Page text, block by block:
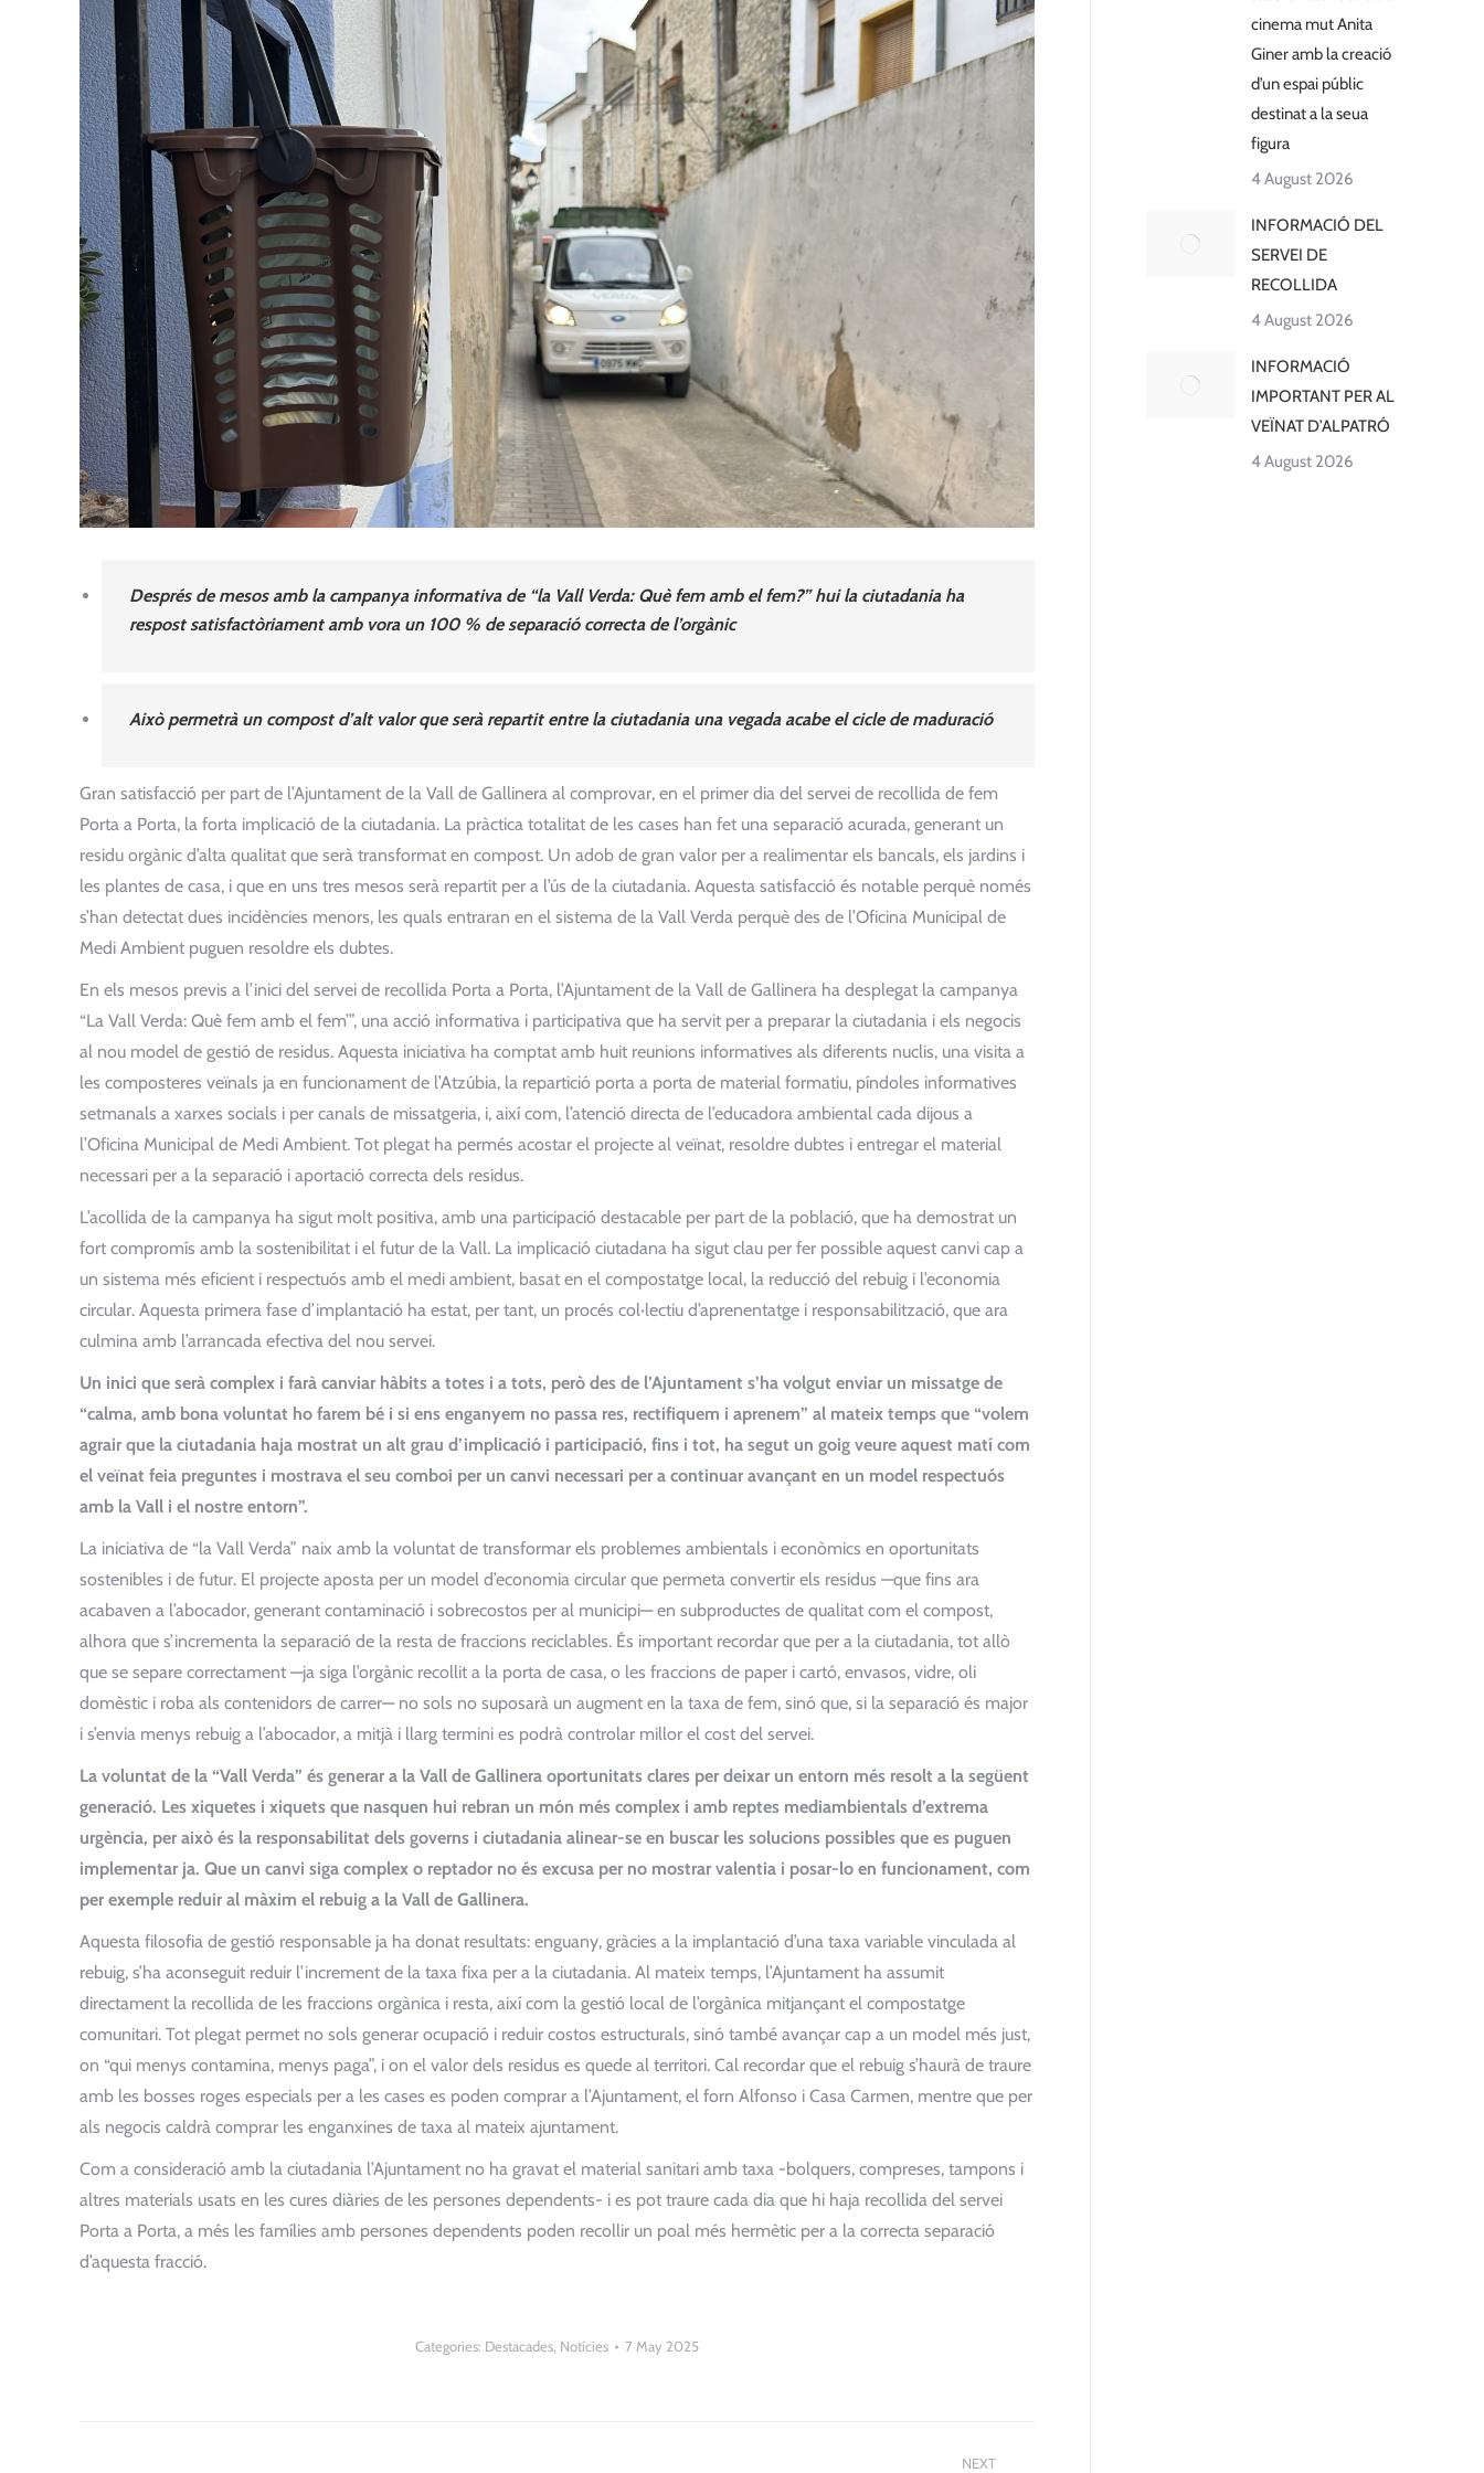
Després de mesos amb la campanya informativa de “la Vall Verda: Què fem amb el fem?” hui la ciutadania ha
respost satisfactòriament amb vora un 100 % de separació correcta de l’orgànic
Això permetrà un compost d’alt valor que serà repartit entre la ciutadania una vegada acabe el cicle de maduració
Gran satisfacció per part de l’Ajuntament de la Vall de Gallinera al comprovar, en el primer dia del servei de recollida de fem
Porta a Porta, la forta implicació de la ciutadania. La pràctica totalitat de les cases han fet una separació acurada, generant un
residu orgànic d’alta qualitat que serà transformat en compost. Un adob de gran valor per a realimentar els bancals, els jardins i
les plantes de casa, i que en uns tres mesos serà repartit per a l’ús de la ciutadania. Aquesta satisfacció és notable perquè només
s’han detectat dues incidències menors, les quals entraran en el sistema de la Vall Verda perquè des de l’Oficina Municipal de
Medi Ambient puguen resoldre els dubtes.
En els mesos previs a l’inici del servei de recollida Porta a Porta, l’Ajuntament de la Vall de Gallinera ha desplegat la campanya
“La Vall Verda: Què fem amb el fem’”, una acció informativa i participativa que ha servit per a preparar la ciutadania i els negocis
al nou model de gestió de residus. Aquesta iniciativa ha comptat amb huit reunions informatives als diferents nuclis, una visita a
les composteres veïnals ja en funcionament de l’Atzúbia, la repartició porta a porta de material formatiu, píndoles informatives
setmanals a xarxes socials i per canals de missatgeria, i, així com, l’atenció directa de l’educadora ambiental cada dijous a
l’Oficina Municipal de Medi Ambient. Tot plegat ha permés acostar el projecte al veïnat, resoldre dubtes i entregar el material
necessari per a la separació i aportació correcta dels residus.
L’acollida de la campanya ha sigut molt positiva, amb una participació destacable per part de la població, que ha demostrat un
fort compromís amb la sostenibilitat i el futur de la Vall. La implicació ciutadana ha sigut clau per fer possible aquest canvi cap a
un sistema més eficient i respectuós amb el medi ambient, basat en el compostatge local, la reducció del rebuig i l’economia
circular. Aquesta primera fase d’implantació ha estat, per tant, un procés col·lectiu d’aprenentatge i responsabilització, que ara
culmina amb l’arrancada efectiva del nou servei.
Un inici que serà complex i farà canviar hàbits a totes i a tots, però des de l’Ajuntament s’ha volgut enviar un missatge de
“calma, amb bona voluntat ho farem bé i si ens enganyem no passa res, rectifiquem i aprenem” al mateix temps que “volem
agrair que la ciutadania haja mostrat un alt grau d’implicació i participació, fins i tot, ha segut un goig veure aquest matí com
el veïnat feia preguntes i mostrava el seu comboi per un canvi necessari per a continuar avançant en un model respectuós
amb la Vall i el nostre entorn”.
La iniciativa de “la Vall Verda” naix amb la voluntat de transformar els problemes ambientals i econòmics en oportunitats
sostenibles i de futur. El projecte aposta per un model d’economia circular que permeta convertir els residus —que fins ara
acabaven a l’abocador, generant contaminació i sobrecostos per al municipi— en subproductes de qualitat com el compost,
alhora que s’incrementa la separació de la resta de fraccions reciclables. És important recordar que per a la ciutadania, tot allò
que se separe correctament —ja siga l’orgànic recollit a la porta de casa, o les fraccions de paper i cartó, envasos, vidre, oli
domèstic i roba als contenidors de carrer— no sols no suposarà un augment en la taxa de fem, sinó que, si la separació és major
i s’envia menys rebuig a l’abocador, a mitjà i llarg termini es podrà controlar millor el cost del servei.
La voluntat de la “Vall Verda” és generar a la Vall de Gallinera oportunitats clares per deixar un entorn més resolt a la següent
generació. Les xiquetes i xiquets que nasquen hui rebran un món més complex i amb reptes mediambientals d’extrema
urgència, per això és la responsabilitat dels governs i ciutadania alinear-se en buscar les solucions possibles que es puguen
implementar ja. Que un canvi siga complex o reptador no és excusa per no mostrar valentia i posar-lo en funcionament, com
per exemple reduir al màxim el rebuig a la Vall de Gallinera.
Aquesta filosofia de gestió responsable ja ha donat resultats: enguany, gràcies a la implantació d’una taxa variable vinculada al
rebuig, s’ha aconseguit reduir l’increment de la taxa fixa per a la ciutadania. Al mateix temps, l’Ajuntament ha assumit
directament la recollida de les fraccions orgànica i resta, així com la gestió local de l’orgànica mitjançant el compostatge
comunitari. Tot plegat permet no sols generar ocupació i reduir costos estructurals, sinó també avançar cap a un model més just,
on “qui menys contamina, menys paga”, i on el valor dels residus es quede al territori. Cal recordar que el rebuig s’haurà de traure
amb les bosses roges especials per a les cases es poden comprar a l’Ajuntament, el forn Alfonso i Casa Carmen, mentre que per
als negocis caldrà comprar les enganxines de taxa al mateix ajuntament.
Com a consideració amb la ciutadania l’Ajuntament no ha gravat el material sanitari amb taxa -bolquers, compreses, tampons i
altres materials usats en les cures diàries de les persones dependents- i es pot traure cada dia que hi haja recollida del servei
Porta a Porta, a més les famílies amb persones dependents poden recollir un poal més hermètic per a la correcta separació
d’aquesta fracció.
Categories: Destacades, Notícies 7 May 2025
NEXT
cinema mut Anita
Giner amb la creació
d’un espai públic
destinat a la seua
figura
4 August 2026
INFORMACIÓ DEL
SERVEI DE
RECOLLIDA
4 August 2026
INFORMACIÓ
IMPORTANT PER AL
VEÏNAT D’ALPATRÓ
4 August 2026